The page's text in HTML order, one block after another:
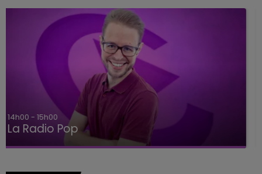
15h00 - 19h00
Le Club Champagne FM